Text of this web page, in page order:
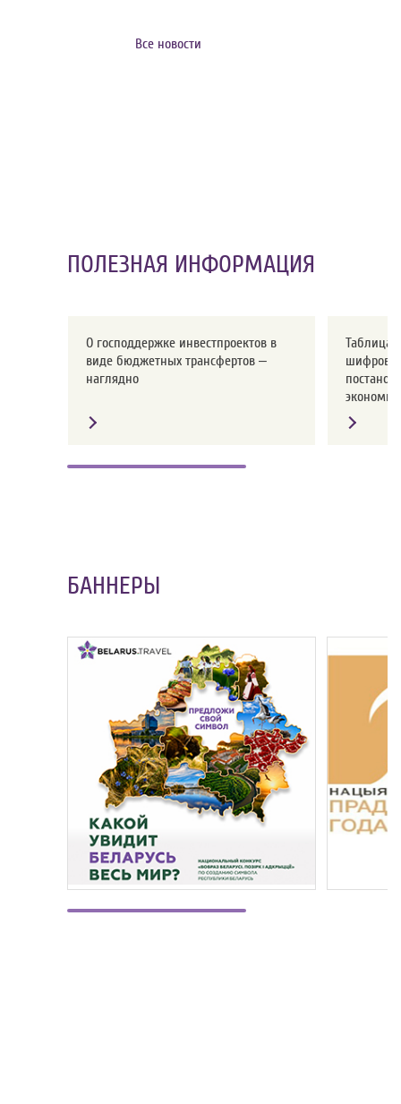
Все новости
ПОЛЕЗНАЯ ИНФОРМАЦИЯ
О господдержке инвестпроектов в
виде бюджетных трансфертов –
наглядно
Таблица
шифров
БАННЕРЫ